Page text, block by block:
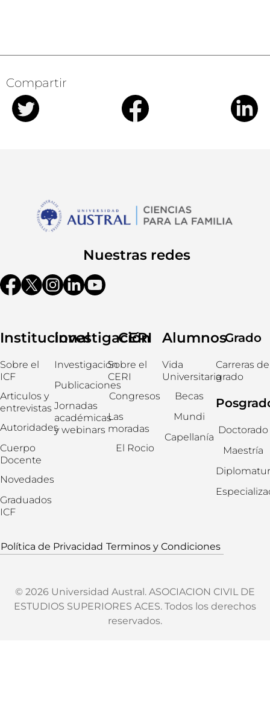
Compartir
Nuestras redes
Institucional
Sobre el
ICF
Articulos y
entrevistas
Autoridades
Cuerpo
Docente
Novedades
Graduados
ICF
Investigación
Investigación
Publicaciones
Jornadas
académicas
y webinars
CERI
Sobre el
CERI
Congresos
Las
moradas
El Rocio
Alumnos
Vida
Universitaria
Becas
Mundi
Capellanía
Grado
Carreras de
grado
Doctorado
Maestría
Política de Privacidad Terminos y Condiciones
© 2026 Universidad Austral. ASOCIACION CIVIL DE
ESTUDIOS SUPERIORES ACES. Todos los derechos
reservados.